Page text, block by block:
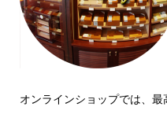
オンラインショップでは、